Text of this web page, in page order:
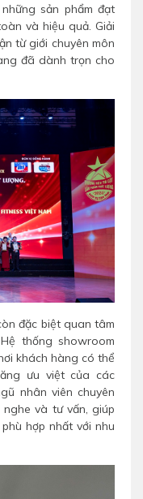
sản phẩm đạt
và hiệu quả. Giải
từ giới chuyên môn
đã dành trọn cho
đặc biệt quan tâm
thống showroom
khách hàng có thể
ưu việt của các
nhân viên chuyên
và tư vấn, giúp
hợp nhất với nhu